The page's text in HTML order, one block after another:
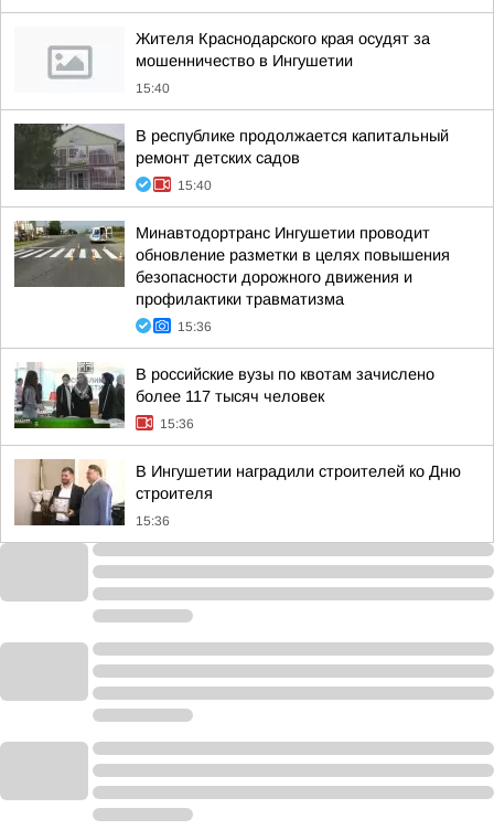
Жителя Краснодарского края осудят за
мошенничество в Ингушетии
15:40
В республике продолжается капитальный
ремонт детских садов
15:40
Минавтодортранс Ингушетии проводит
обновление разметки в целях повышения
безопасности дорожного движения и
профилактики травматизма
15:36
В российские вузы по квотам зачислено
более 117 тысяч человек
15:36
В Ингушетии наградили строителей ко Дню
строителя
15:36